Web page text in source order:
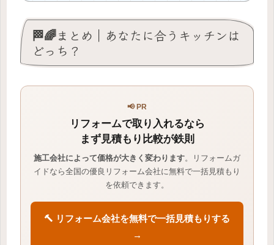
🏁🌈まとめ｜あなたに合うキッチンは
どっち？
📢 PR
リフォームで取り入れるなら
まず見積もり比較が鉄則
施工会社によって価格が大きく変わります。リフォームガ
イドなら全国の優良リフォーム会社に無料で一括見積もり
を依頼できます。
🔨 リフォーム会社を無料で一括見積もりする
→